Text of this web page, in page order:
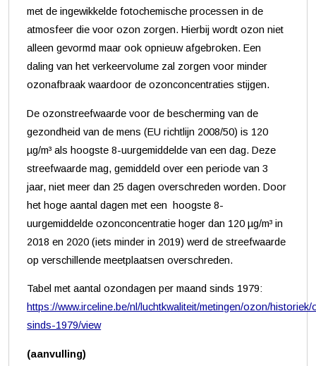
met de ingewikkelde fotochemische processen in de
atmosfeer die voor ozon zorgen. Hierbij wordt ozon niet
alleen gevormd maar ook opnieuw afgebroken. Een
daling van het verkeervolume zal zorgen voor minder
ozonafbraak waardoor de ozonconcentraties stijgen.
De ozonstreefwaarde voor de bescherming van de
gezondheid van de mens (EU richtlijn 2008/50) is 120
µg/m³ als hoogste 8-uurgemiddelde van een dag. Deze
streefwaarde mag, gemiddeld over een periode van 3
jaar, niet meer dan 25 dagen overschreden worden. Door
het hoge aantal dagen met een hoogste 8-
uurgemiddelde ozonconcentratie hoger dan 120 µg/m³ in
2018 en 2020 (iets minder in 2019) werd de streefwaarde
op verschillende meetplaatsen overschreden.
Tabel met aantal ozondagen per maand sinds 1979:
https://www.irceline.be/nl/luchtkwaliteit/metingen/ozon/
sinds-1979/view
(aanvulling)